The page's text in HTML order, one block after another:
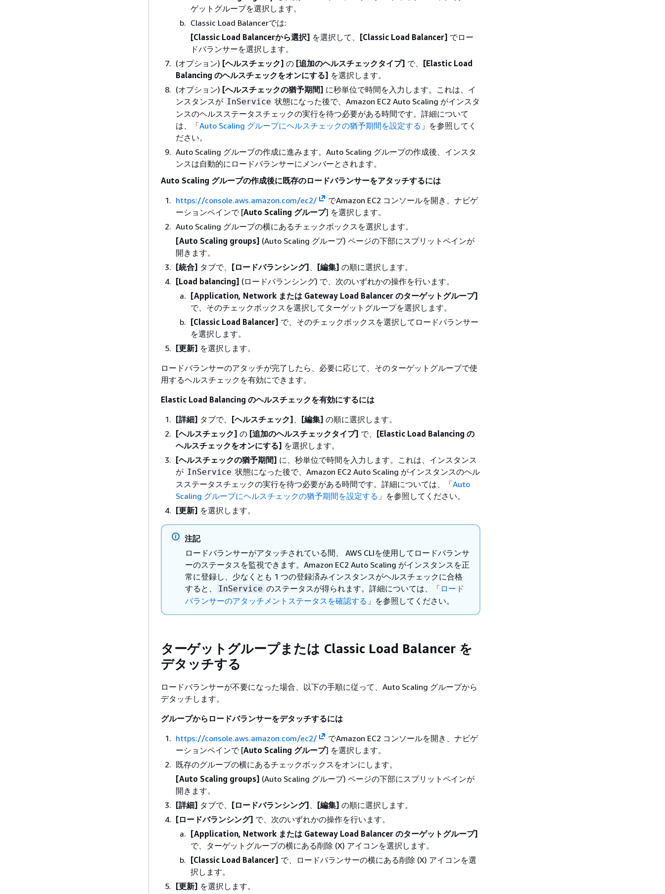
ゲットグループを選択します。
Classic Load Balancerでは:
[Classic Load Balancerから選択] を選択して、 [Classic Load Balancer] でロー
ドバランサーを選択します。
(オプション) [ヘルスチェック] の [追加のヘルスチェックタイプ] で、 [Elastic Load
Balancing のヘルスチェックをオンにする] を選択します。
(オプション) [ヘルスチェックの猶予期間] に秒単位で時間を入力します。これは、イ
ンスタンスが InService 状態になった後で、Amazon EC2 Auto Scaling がインスタ
ンスのヘルスステータスチェックの実行を待つ必要がある時間です。詳細について
は、「Auto Scaling グループにヘルスチェックの猶予期間を設定する 」を参照してく
ださい。
Auto Scaling グループの作成に進みます。Auto Scaling グループの作成後、インスタ
ンスは自動的にロードバランサーにメンバーとされます。
Auto Scaling グループの作成後に既存のロードバランサーをアタッチするには
https://console.aws.amazon.com/ec2/
でAmazon EC2 コンソールを開き、ナビゲ
ーションペインで [Auto Scaling グループ] を選択します。
Auto Scaling グループの横にあるチェックボックスを選択します。
[Auto Scaling groups] (Auto Scaling グループ) ページの下部にスプリットペインが
開きます。
[統合] タブで、 [ロードバランシング] [編集] の順に選択します。
[Load balancing] (ロードバランシング) で、次のいずれかの操作を行います。
[Application, Network または Gateway Load Balancer のターゲットグループ]
で、そのチェックボックスを選択してターゲットグループを選択します。
[Classic Load Balancer] で、そのチェックボックスを選択してロードバランサー
を選択します。
[更新] を選択します。
ロードバランサーのアタッチが完了したら、必要に応じて、そのターゲットグループで使
用するヘルスチェックを有効にできます。
Elastic Load Balancing のヘルスチェックを有効にするには
[詳細] タブで、 [ヘルスチェック] [編集] の順に選択します。
[ヘルスチェック] の [追加のヘルスチェックタイプ] で、 [Elastic Load Balancing の
ヘルスチェックをオンにする] を選択します。
[ヘルスチェックの猶予期間] に、秒単位で時間を入力します。これは、インスタンス
が InService 状態になった後で、Amazon EC2 Auto Scaling がインスタンスのヘル
スステータスチェックの実行を待つ必要がある時間です。詳細については、「Auto
Scaling グループにヘルスチェックの猶予期間を設定する 」を参照してください。
[更新] を選択します。
注記
ロードバランサーがアタッチされている間、 AWS CLIを使用してロードバランサ
ーのステータスを監視できます。Amazon EC2 Auto Scaling がインスタンスを正
常に登録し、少なくとも 1 つの登録済みインスタンスがヘルスチェックに合格
すると、
InService のステータスが得られます。詳細については、「 ロード
バランサーのアタッチメントステータスを確認する 」を参照してください。
ターゲットグループまたは Classic Load Balancer を
デタッチする
ロードバランサーが不要になった場合、以下の手順に従って、Auto Scaling グループから
デタッチします。
グループからロードバランサーをデタッチするには
https://console.aws.amazon.com/ec2/
でAmazon EC2 コンソールを開き、ナビゲ
ーションペインで [Auto Scaling グループ] を選択します。
既存のグループの横にあるチェックボックスをオンにします。
[Auto Scaling groups] (Auto Scaling グループ) ページの下部にスプリットペインが
開きます。
[詳細] タブで、 [ロードバランシング] 、 [編集] の順に選択します。
[ロードバランシング] で、次のいずれかの操作を行います。
[Application, Network または Gateway Load Balancer のターゲットグループ]
で、ターゲットグループの横にある削除 (X) アイコンを選択します。
[Classic Load Balancer] で、ロードバランサーの横にある削除 (X) アイコンを選
択します。
[更新] を選択します。